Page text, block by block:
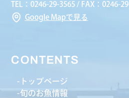
TEL：0246-29-3565 / FAX：0246-
Google Mapで見る
CONTENTS
トップページ
旬のお魚情報